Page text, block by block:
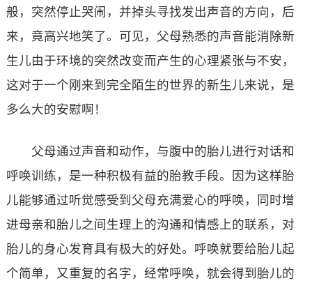
般，突然停止哭闹，并掉头寻找发出声音的方向，后
来，竟高兴地笑了。可见，父母熟悉的声音能消除新
生儿由于环境的突然改变而产生的心理紧张与不安，
这对于一个刚来到完全陌生的世界的新生儿来说，是
多么大的安慰啊！
父母通过声音和动作，与腹中的胎儿进行对话和
呼唤训练，是一种积极有益的胎教手段。因为这样胎
儿能够通过听觉感受到父母充满爱心的呼唤，同时增
进母亲和胎儿之间生理上的沟通和情感上的联系，对
胎儿的身心发育具有极大的好处。呼唤就要给胎儿起
个简单，又重复的名字，经常呼唤，就会得到胎儿的